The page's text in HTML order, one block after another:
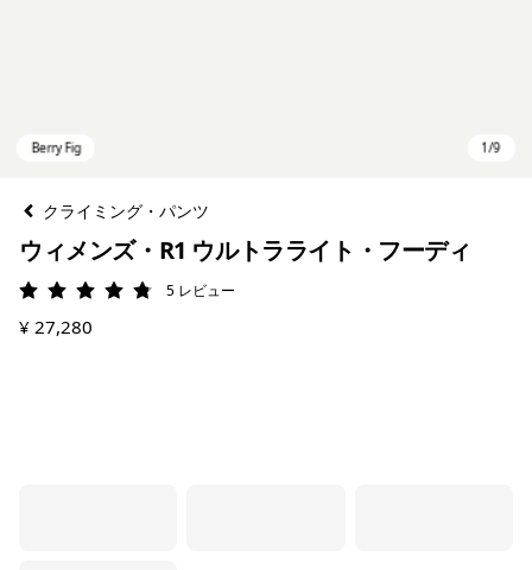
クライミング・パンツ
ウィメンズ・R1 ウルトラライト・フーディ
評価: 4.8 / 5
5 レビュー
¥ 27,280